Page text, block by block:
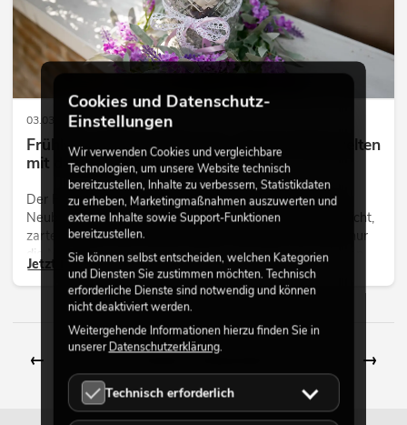
03.03.2026
Frühling mit Kunstpflanzen – frische Dekowelten
mit dauerhafter Wirkung
Der Frühling steht wie kaum eine andere Jahreszeit für
Neubeginn, Leichtigkeit und Aufbruch. Mit dem ersten Licht,
zarten Farben und frischen Blüten verändert sich nicht nur
die Natur, sondern auch der Anspruch an Räume, Flächen
und Inszenierungen.
Jetzt lesen
← Zurück zu Dekoration →
Cookies und Datenschutz-
Einstellungen
Wir verwenden Cookies und vergleichbare
Technologien, um unsere Website technisch
bereitzustellen, Inhalte zu verbessern, Statistikdaten
zu erheben, Marketingmaßnahmen auszuwerten und
externe Inhalte sowie Support-Funktionen
bereitzustellen.
Sie können selbst entscheiden, welchen Kategorien
und Diensten Sie zustimmen möchten. Technisch
erforderliche Dienste sind notwendig und können
nicht deaktiviert werden.
Weitergehende Informationen hierzu finden Sie in
unsererDatenschutzerklärung.
Technisch erforderlich